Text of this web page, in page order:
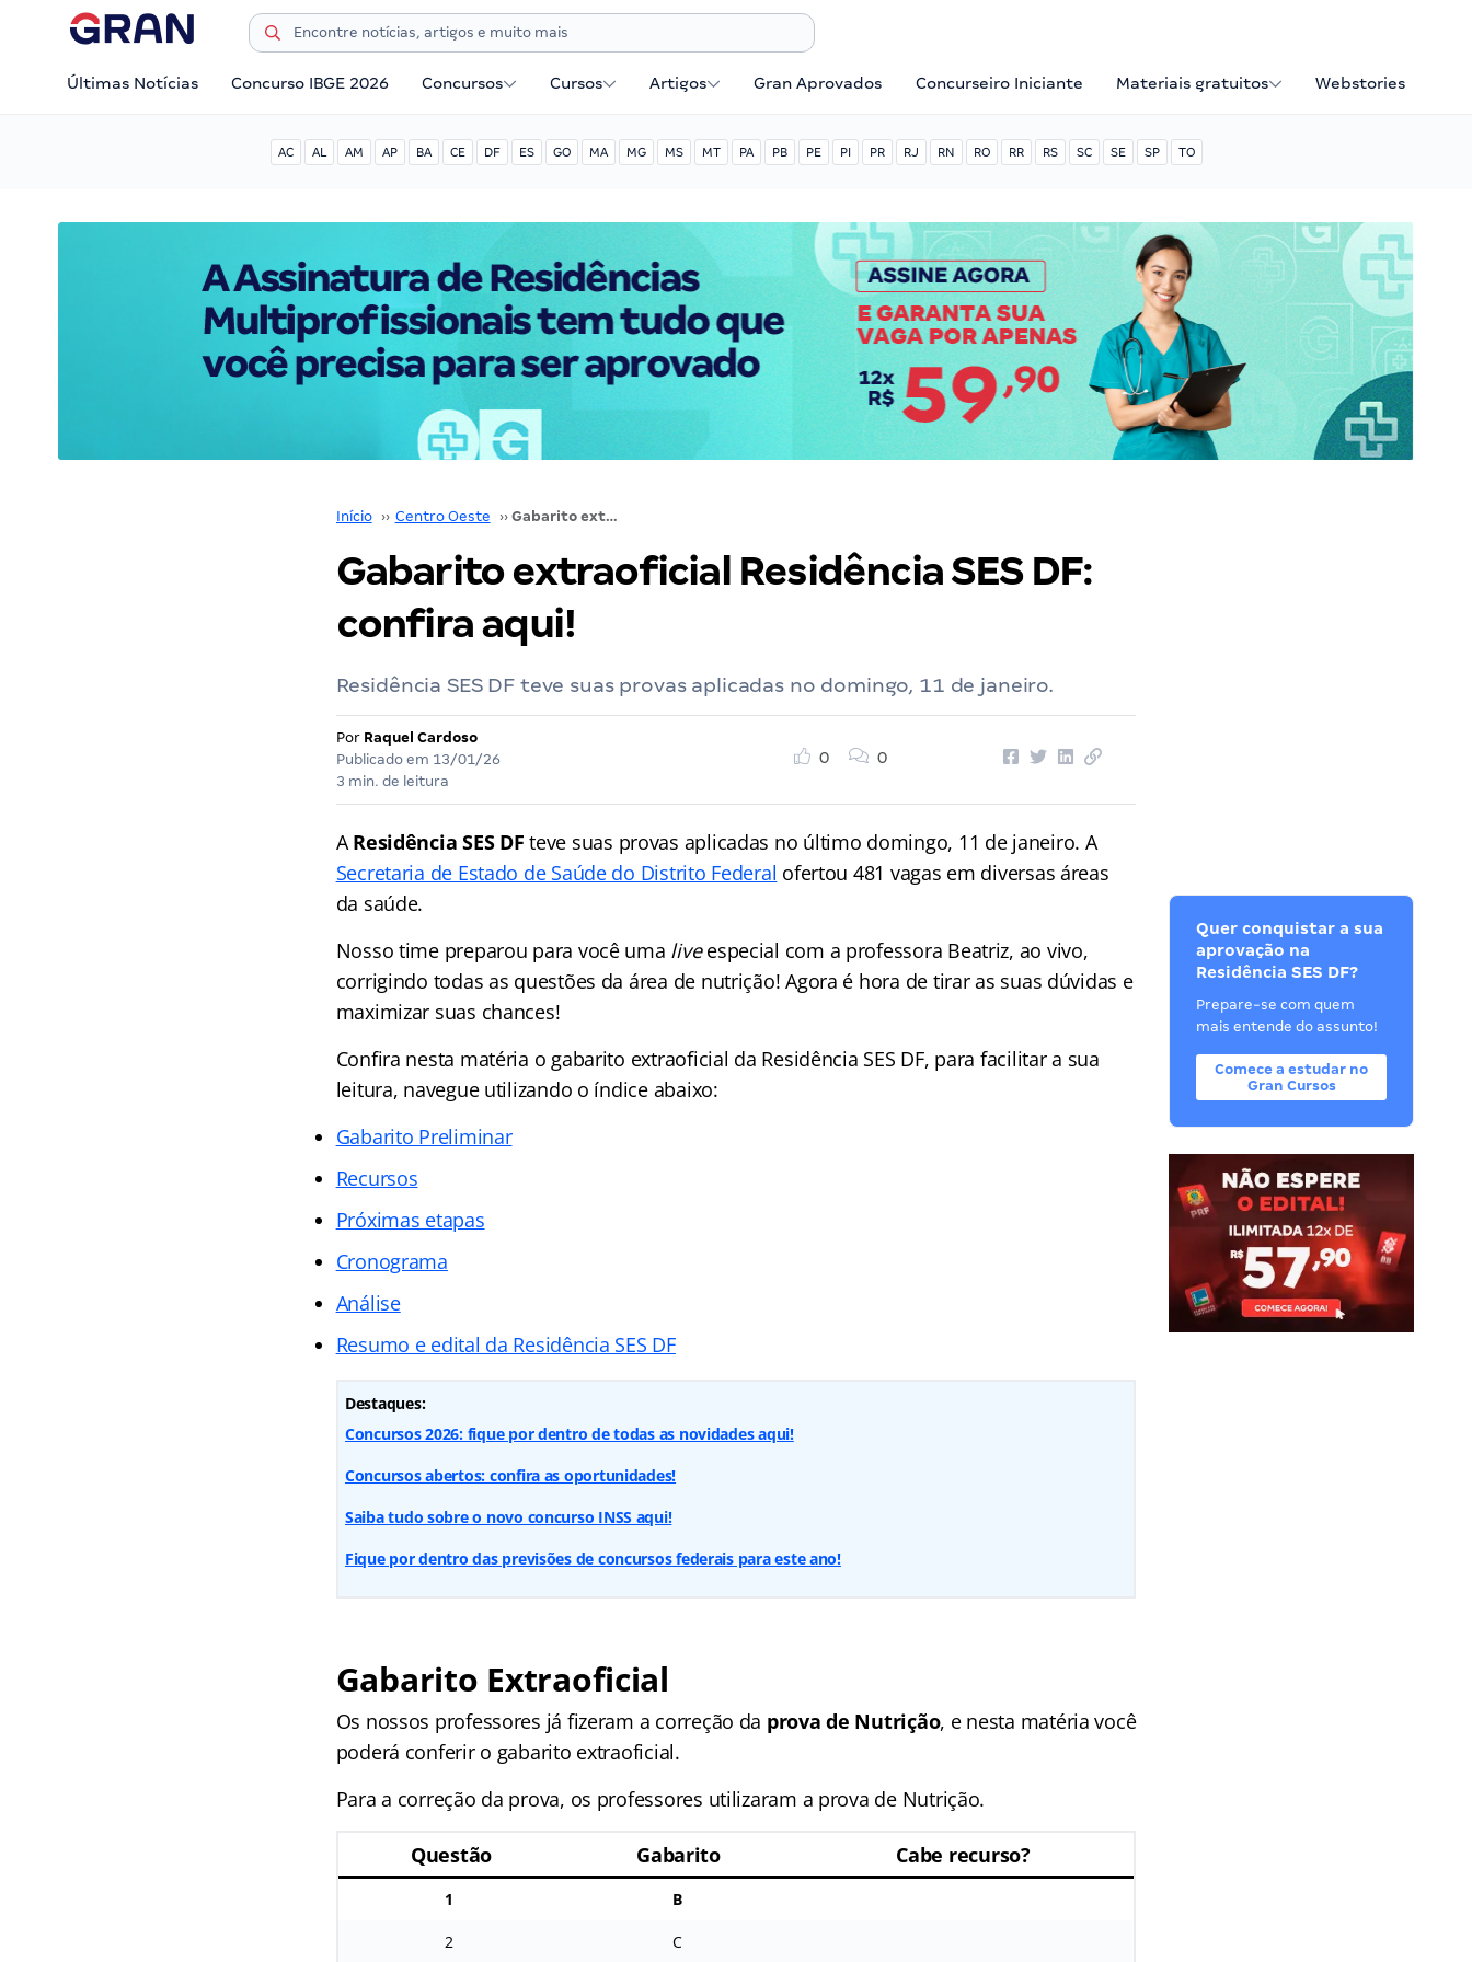
Últimas Notícias Concurso IBGE 2026 Concursos Cursos Artigos Gran Aprovados Concurseiro Iniciante Materiais gratuitos Webstories
AC AL AM AP BA CE DF ES GO MA MG MS MT PA PB PE PI PR RJ RN RO RR RS SC SE SP TO
Início ›› Centro Oeste ›› Gabarito extraoficial Residência SES DF: confira aqui!
Gabarito extraoficial Residência SES DF:
confira aqui!
Residência SES DF teve suas provas aplicadas no domingo, 11 de janeiro.
Por Raquel Cardoso
Publicado em 13/01/26
3 min. de leitura
0 0
AResidência SES DF teve suas provas aplicadas no último domingo, 11 de janeiro. A
Secretaria de Estado de Saúde do Distrito Federal ofertou 481 vagas em diversas áreas
da saúde.
Nosso time preparou para você uma liveespecial com a professora Beatriz, ao vivo,
corrigindo todas as questões da área de nutrição! Agora é hora de tirar as suas dúvidas e
maximizar suas chances!
Confira nesta matéria o gabarito extraoficial da Residência SES DF, para facilitar a sua
leitura, navegue utilizando o índice abaixo:
Gabarito Preliminar
Recursos
Próximas etapas
Cronograma
Análise
Resumo e edital da Residência SES DF
Destaques:
Concursos 2026: fique por dentro de todas as novidades aqui!
Concursos abertos: confira as oportunidades!
Saiba tudo sobre o novo concurso INSS aqui!
Fique por dentro das previsões de concursos federais para este ano!
Gabarito Extraoficial
Os nossos professores já fizeram a correção da prova de Nutrição, e nesta matéria você
poderá conferir o gabarito extraoficial.
Para a correção da prova, os professores utilizaram a prova de Nutrição.
Questão Gabarito Cabe recurso?
1 B
2 C
Quer conquistar a sua
aprovação na
Residência SES DF?
Prepare-se com quem
mais entende do assunto!
Comece a estudar no
Gran Cursos